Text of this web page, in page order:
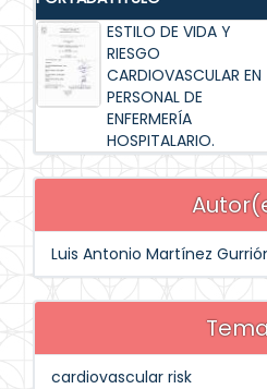
ESTILO DE VIDA Y
RIESGO
CARDIOVASCULAR EN
PERSONAL DE
ENFERMERÍA
HOSPITALARIO.
Luis Antonio Martínez
cardiovascular risk